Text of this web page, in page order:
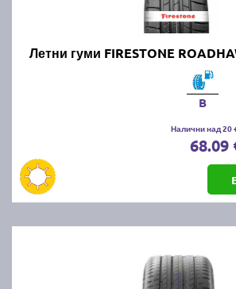
безплатна доставка, но предлага
доставка до всички точки на
Възползвайте се от директна
Пловдив, Бургас, София, Стара
Търново, Русе, Плевен, Ловеч,
Благоевград, Кюстендил, Перник,
Силистра, Добрич и други градове.
Летни гуми FIRESTONE
B
Налични над 20
68.09